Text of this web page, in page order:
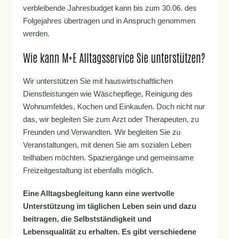
verbleibende Jahresbudget kann bis zum 30.06. des
Folgejahres übertragen und in Anspruch genommen
werden.
Wie kann M+E Alltagsservice Sie unterstützen?
Wir unterstützen Sie mit hauswirtschaftlichen
Dienstleistungen wie Wäschepflege, Reinigung des
Wohnumfeldes, Kochen und Einkaufen. Doch nicht nur
das, wir begleiten Sie zum Arzt oder Therapeuten, zu
Freunden und Verwandten. Wir begleiten Sie zu
Veranstaltungen, mit denen Sie am sozialen Leben
teilhaben möchten. Spaziergänge und gemeinsame
Freizeitgestaltung ist ebenfalls möglich.
Eine Alltagsbegleitung kann eine wertvolle
Unterstützung im täglichen Leben sein und dazu
beitragen, die Selbstständigkeit und
Lebensqualität zu erhalten. Es gibt verschiedene